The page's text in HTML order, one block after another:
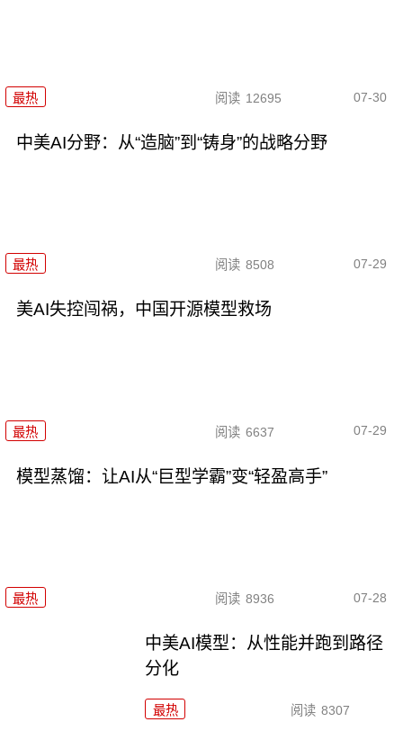
最热 阅读 12695 07-30
中美AI分野：从“造脑”到“铸身”的战略分野
最热 阅读 8508 07-29
美AI失控闯祸，中国开源模型救场
最热 阅读 6637 07-29
模型蒸馏：让AI从“巨型学霸”变“轻盈高手”
最热 阅读 8936 07-28
中美AI模型：从性能并跑到路径
分化
最热 阅读 8307